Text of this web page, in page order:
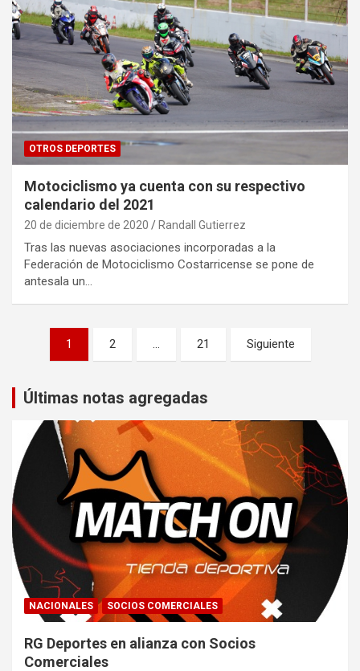
OTROS DEPORTES
Motociclismo ya cuenta con su respectivo
calendario del 2021
20 de diciembre de 2020 Randall Gutierrez
Tras las nuevas asociaciones incorporadas a la
Federación de Motociclismo Costarricense se pone de
antesala un…
Navegación
entradas
1 2 … 21 Siguiente
Últimas notas agregadas
NACIONALES SOCIOS COMERCIALES
RG Deportes en alianza con Socios
Comerciales